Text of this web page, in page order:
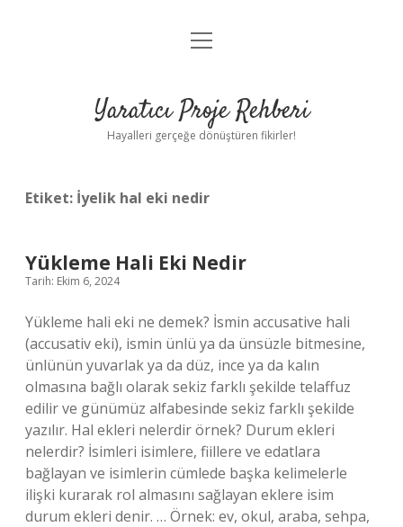
Anasayfa
Yasal Uyarı
menüyü
Yaratıcı Proje Rehberi
Hayalleri gerçeğe dönüştüren fikirler!
Etiket: İyelik hal eki nedir
Yükleme Hali Eki Nedir
Tarih: Ekim 6, 2024
Yükleme hali eki ne demek? İsmin accusative hali
(accusativ eki), ismin ünlü ya da ünsüzle bitmesine,
ünlünün yuvarlak ya da düz, ince ya da kalın
olmasına bağlı olarak sekiz farklı şekilde telaffuz
edilir ve günümüz alfabesinde sekiz farklı şekilde
yazılır. Hal ekleri nelerdir örnek? Durum ekleri
nelerdir? İsimleri isimlere, fiillere ve edatlara
bağlayan ve isimlerin cümlede başka kelimelerle
ilişki kurarak rol almasını sağlayan eklere isim
durum ekleri denir. … Örnek: ev, okul, araba, sehpa,